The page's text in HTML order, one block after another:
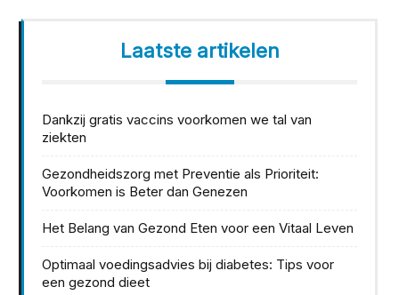
Laatste artikelen
Dankzij gratis vaccins voorkomen we tal van
ziekten
Gezondheidszorg met Preventie als Prioriteit:
Voorkomen is Beter dan Genezen
Het Belang van Gezond Eten voor een Vitaal Leven
Optimaal voedingsadvies bij diabetes: Tips voor
een gezond dieet